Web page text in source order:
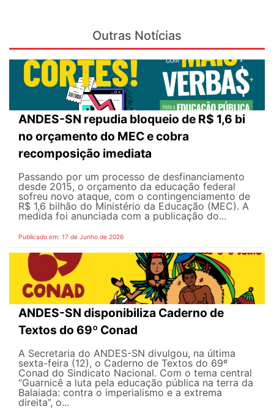
Outras Notícias
ANDES-SN repudia bloqueio de R$ 1,6 bi
no orçamento do MEC e cobra
recomposição imediata
Passando por um processo de desfinanciamento
desde 2015, o orçamento da educação federal
sofreu novo ataque, com o contingenciamento de
R$ 1,6 bilhão do Ministério da Educação (MEC). A
medida foi anunciada com a publicação do...
Publicado em: 17 de Junho de 2026
ANDES-SN disponibiliza Caderno de
Textos do 69º Conad
A Secretaria do ANDES-SN divulgou, na última
sexta-feira (12), o Caderno de Textos do 69º
Conad do Sindicato Nacional. Com o tema central
“Guarnicê a luta pela educação pública na terra da
Balaiada: contra o imperialismo e a extrema
direita”, o...